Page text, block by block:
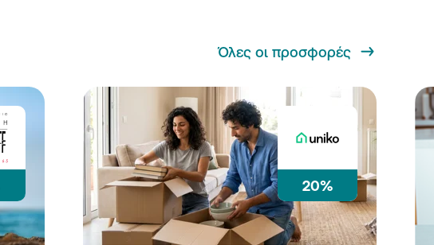
Όλες οι προσφορές
20%